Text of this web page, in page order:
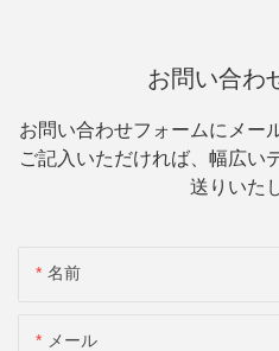
お問い合わ
お問い合わせフォームにメー
ご記入いただければ、幅広い
送りいた
名前
メール